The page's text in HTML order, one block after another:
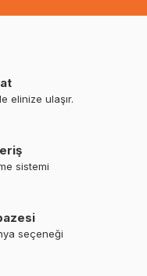
elinize ulaşır.
sistemi
seçeneği